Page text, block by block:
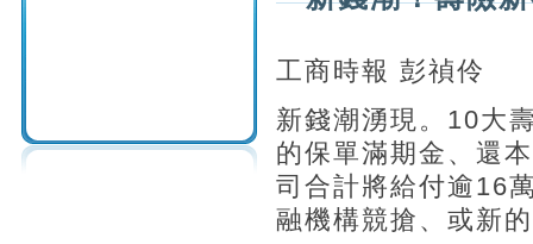
工商時報 彭禎伶
新錢潮湧現。10大
的保單滿期金、還
司合計將給付逾16
融機構競搶、或新